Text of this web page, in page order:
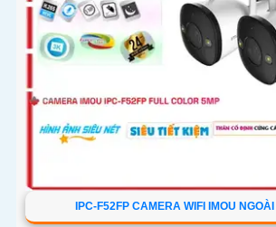
IPC-F52FP CAMERA WIFI IMOU